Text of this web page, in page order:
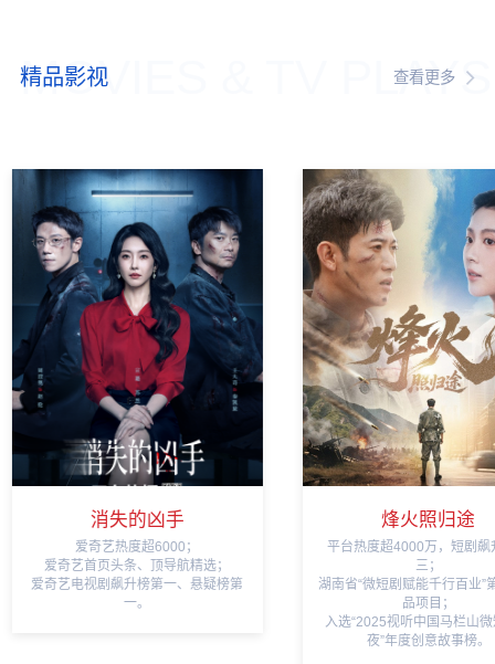
MOVIES & TV PLAYS
精品影视 查看更多
消失的凶手
爱奇艺热度超6000；
爱奇艺首页头条、顶导航精选；
爱奇艺电视剧飙升榜第一、悬疑榜第
一。
烽火照归途
平台热度超4000万，短剧飙
三；
湖南省“微短剧赋能千行百业”
品项目；
入选“2025视听中国马栏山
夜”年度创意故事榜。